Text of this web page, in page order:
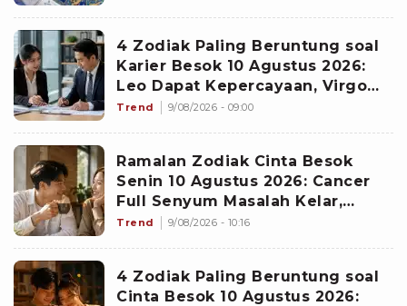
4 Zodiak Paling Beruntung soal
Karier Besok 10 Agustus 2026:
Leo Dapat Kepercayaan, Virgo
Makin Diperhitungkan
Trend 9/08/2026 - 09:00
Ramalan Zodiak Cinta Besok
Senin 10 Agustus 2026: Cancer
Full Senyum Masalah Kelar,
Scorpio Awas Terprovokasi
Trend 9/08/2026 - 10:16
4 Zodiak Paling Beruntung soal
Cinta Besok 10 Agustus 2026: